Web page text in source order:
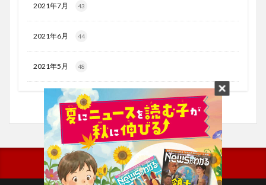
2021年7月 43
2021年6月 44
2021年5月 48